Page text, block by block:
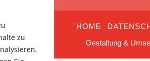
zu
HOME
Gestaltung &